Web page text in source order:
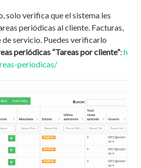
solo verifica que el sistema les
periódicas al cliente. Facturas,
servicio. Puedes verificarlo
periódicas “Tareas por cliente”: h
periodicas/